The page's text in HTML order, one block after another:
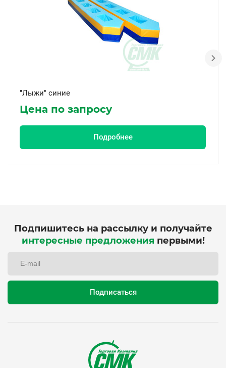
"Лыжи" синие
Цена по запросу
Подробнее
Подпишитесь на рассылку и получайте
интересные предложения первыми!